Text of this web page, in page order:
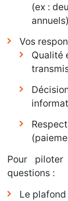
(ex :
Vos
Qualité
Pour
questions :
Le